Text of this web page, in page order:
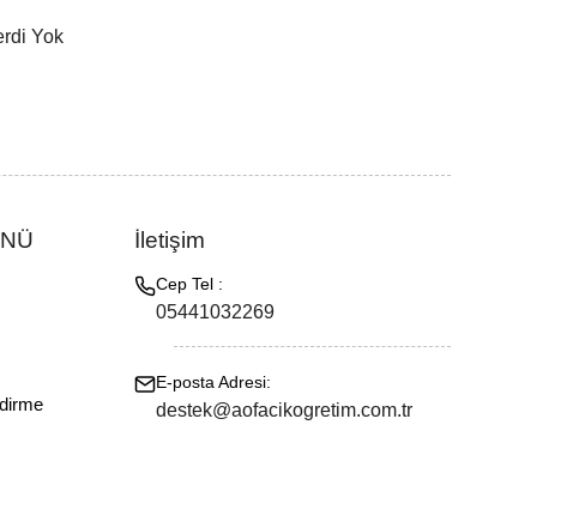
Yok
İletişim
Cep Tel :
05441032269
E-posta Adresi:
destek@aofacikogretim.com.tr